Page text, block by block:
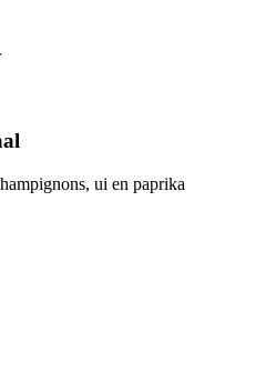
ui en paprika